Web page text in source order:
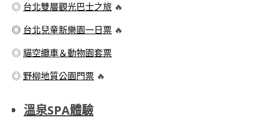
◎ 台北雙層觀光巴士之旅 🔥
◎ 台北兒童新樂園一日票 🔥
◎ 貓空纜車＆動物園套票
◎ 野柳地質公園門票 🔥
溫泉SPA體驗